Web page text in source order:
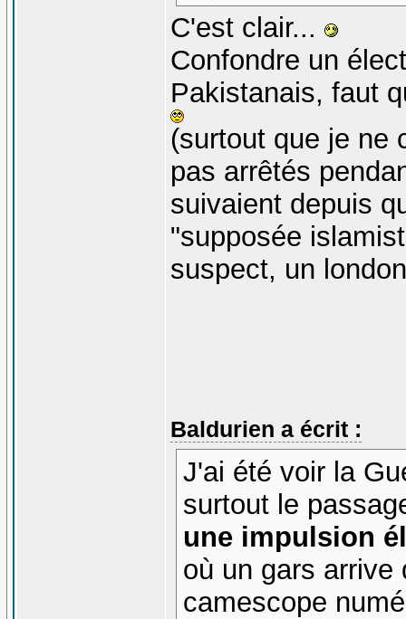
C'est clair...
Confondre un
Pakistanais, faut
(surtout que je ne
pas arrêtés
suivaient depuis
"supposée
suspect, un
Baldurien a écrit :
J'ai été voir la
surtout le
une impulsion
où un gars arrive
camescope